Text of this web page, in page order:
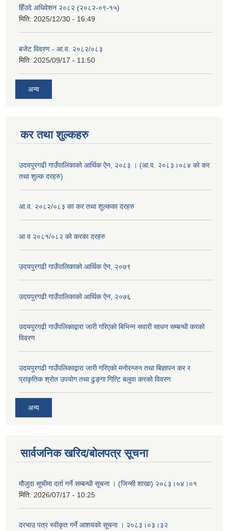
हिँउदे अधिवेशन २०८२ (२०८२-०९-१५)
मिति: 2025/12/30 - 16:49
बजेट विवरण - आ.व. २०८२/०८३
मिति: 2025/09/17 - 11:50
अन्य
कर तथा शुल्कहरु
उदयपुरगढी गाउँपालिकाको आर्थिक ऐन, २०८३ । (आ.व. २०८३।०८४ को कर
तथा शुल्क दरहरु)
आ.व. २०८२/०८३ का कर तथा शुल्कका दरहरु
आ व २०८१/०८२ को करका दरहरु
उदयपुरगढी गाउँपालिकाको आर्थिक ऐन, २०७९
उदयपुरगढी गाउँपालिकाको आर्थिक ऐन, २०७६
उदयपुरगढी गाउँपलिकाद्वारा जारी गरिएको बिभिन्न सवारी साधन सम्बन्धी करको
विवरण
उदयपुरगढी गाउँपलिकाद्वारा जारी गरिएको मनोरन्जन तथा बिज्ञापन कर र
प्राकृतिक श्रोत उपयोग तथा ढुङ्गा गित्टि बलुवा करको विवरण
अन्य
सार्वजनिक खरिद/बोलपत्र सूचना
मौजुदा सूचीमा दर्ता गर्ने सम्बन्धी सूचना । (जिन्सी शाखा) २०८३।०४।०१
मिति: 2026/07/17 - 10:25
दरभाउ पत्र स्वीकृत गर्ने आशयको सूचना । २०८३।०३।३२